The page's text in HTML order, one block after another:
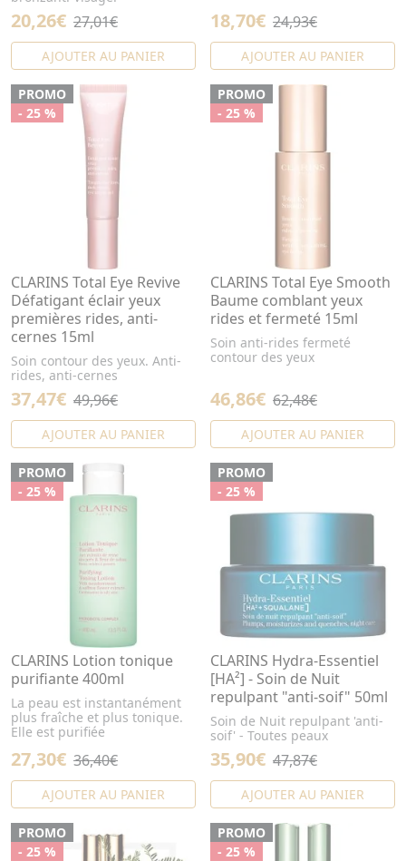
20,26€ 27,01€
AJOUTER AU PANIER
18,70€ 24,93€
AJOUTER AU PANIER
PROMO
- 25 %
CLARINS Total Eye Revive
Défatigant éclair yeux
premières rides, anti-
cernes 15ml
Soin contour des yeux. Anti-
rides, anti-cernes
37,47€ 49,96€
AJOUTER AU PANIER
PROMO
- 25 %
CLARINS Total Eye Smooth
Baume comblant yeux
rides et fermeté 15ml
Soin anti-rides fermeté
contour des yeux
46,86€ 62,48€
AJOUTER AU PANIER
PROMO
- 25 %
CLARINS Lotion tonique
purifiante 400ml
La peau est instantanément
plus fraîche et plus tonique.
Elle est purifiée
27,30€ 36,40€
AJOUTER AU PANIER
PROMO
- 25 %
CLARINS Hydra-Essentiel
[HA²] - Soin de Nuit
repulpant "anti-soif" 50ml
Soin de Nuit repulpant 'anti-
soif' - Toutes peaux
35,90€ 47,87€
AJOUTER AU PANIER
PROMO
- 25 %
PROMO
- 25 %